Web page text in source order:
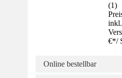
(1)
€*/
Online bestellbar